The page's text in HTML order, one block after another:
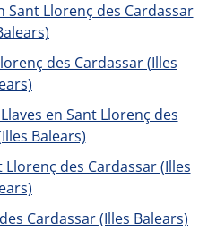
Sant Llorenç des Cardassar
des Cardassar (Illes
en Sant Llorenç des
Balears)
des Cardassar (Illes
Cardassar (Illes Balears)